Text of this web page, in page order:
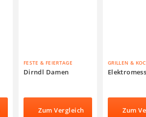
FESTE & FEIERTAGE
Dirndl Damen
Zum Vergleich
GRILLEN &
Zum